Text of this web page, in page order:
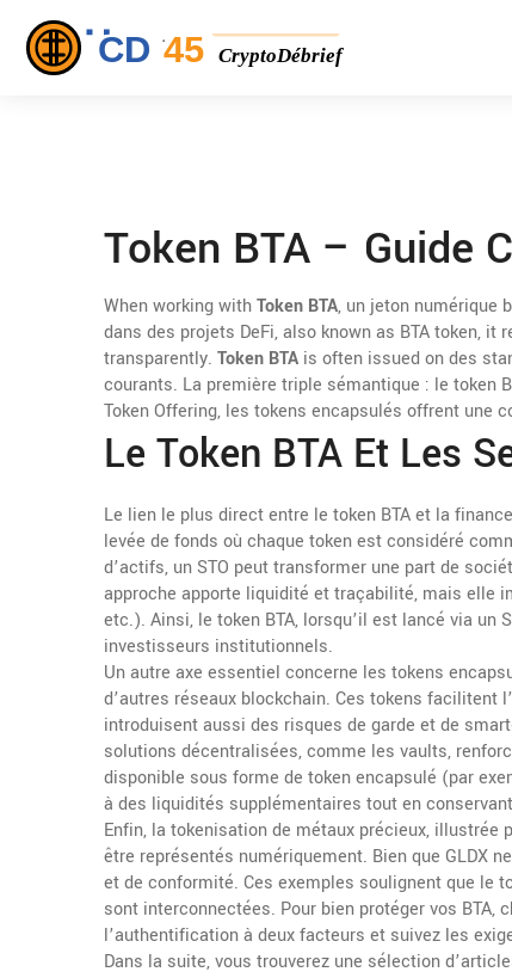
Token BTA – Guide
When working withToken BTA, un jeton numérique
dans des projets DeFi, also known as BTA token, it
transparently. Token BTA is often issued on des
courants. La première triple sémantique : le token
Token Offering, les tokens encapsulés offrent une
Le Token BTA Et Les
Le lien le plus direct entre le token BTA et la
levée de fonds où chaque token est considéré
d’actifs, un STO peut transformer une part de
approche apporte liquidité et traçabilité, mais elle
etc.). Ainsi, le token BTA, lorsqu’il est lancé via un
investisseurs institutionnels.
Un autre axe essentiel concerne les tokens
d’autres réseaux blockchain. Ces tokens facilitent
introduisent aussi des risques de garde et de
solutions décentralisées, comme les vaults,
disponible sous forme de token encapsulé (par
à des liquidités supplémentaires tout en
Enfin, la tokenisation de métaux précieux,
être représentés numériquement. Bien que GLDX
et de conformité. Ces exemples soulignent que le
sont interconnectées. Pour bien protéger vos
l’authentification à deux facteurs et suivez les
Dans la suite, vous trouverez une sélection